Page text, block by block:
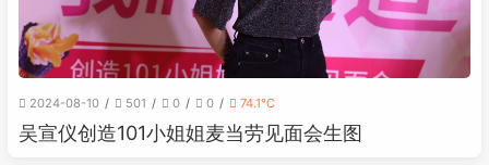
2024-08-10 501 0 0 74.1℃
吴宣仪创造101小姐姐麦当劳见面会生图